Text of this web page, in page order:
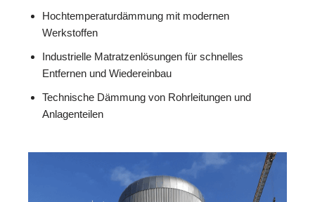
Hochtemperaturdämmung mit modernen
Werkstoffen
Industrielle Matratzenlösungen für schnelles
Entfernen und Wiedereinbau
Technische Dämmung von Rohrleitungen und
Anlagenteilen